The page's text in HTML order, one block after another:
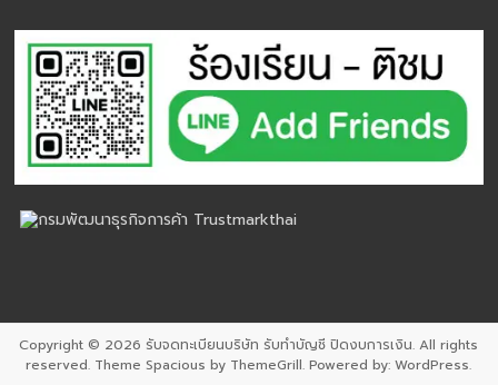
Copyright © 2026 รับจดทะเบียนบริษัท รับทำบัญชี ปิดงบการเงิน. All rights
reserved. ThemeSpacious by ThemeGrill. Powered by:WordPress.